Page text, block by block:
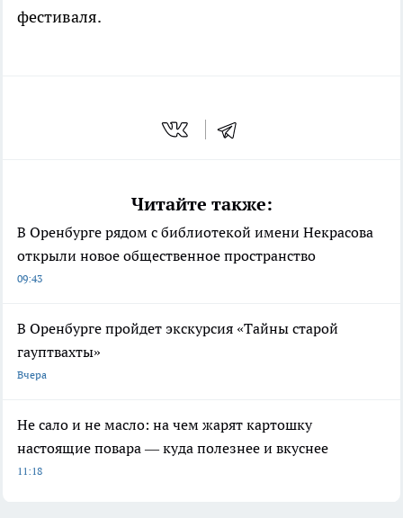
фестиваля.
Читайте также:
В Оренбурге рядом с библиотекой имени Некрасова
открыли новое общественное пространство
09:43
В Оренбурге пройдет экскурсия «Тайны старой
гауптвахты»
Вчера
Не сало и не масло: на чем жарят картошку
настоящие повара — куда полезнее и вкуснее
11:18